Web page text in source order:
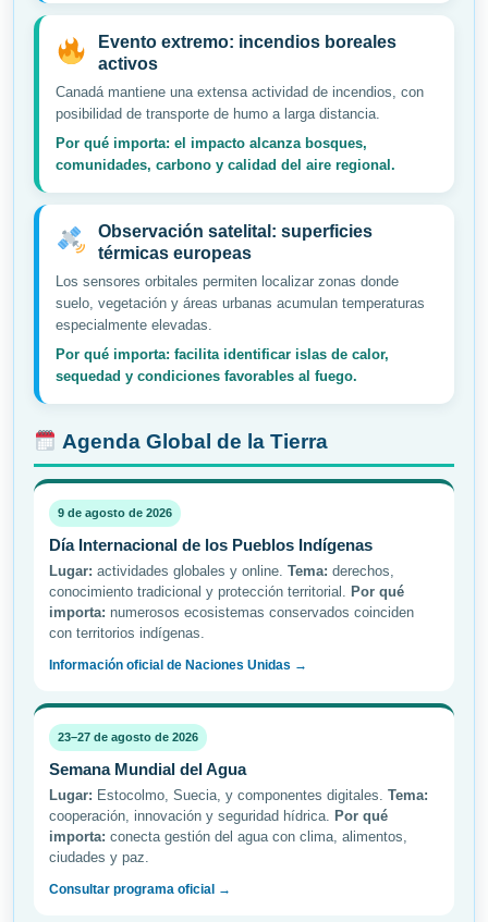
Evento extremo: incendios boreales
activos
Canadá mantiene una extensa actividad de incendios, con
posibilidad de transporte de humo a larga distancia.
Por qué importa: el impacto alcanza bosques,
comunidades, carbono y calidad del aire regional.
Observación satelital: superficies
térmicas europeas
Los sensores orbitales permiten localizar zonas donde
suelo, vegetación y áreas urbanas acumulan temperaturas
especialmente elevadas.
Por qué importa: facilita identificar islas de calor,
sequedad y condiciones favorables al fuego.
Agenda Global de la Tierra
9 de agosto de 2026
Día Internacional de los Pueblos Indígenas
Lugar: actividades globales y online. Tema: derechos,
conocimiento tradicional y protección territorial. Por qué
importa: numerosos ecosistemas conservados coinciden
con territorios indígenas.
Información oficial de Naciones Unidas →
23–27 de agosto de 2026
Semana Mundial del Agua
Lugar: Estocolmo, Suecia, y componentes digitales. Tema:
cooperación, innovación y seguridad hídrica. Por qué
importa: conecta gestión del agua con clima, alimentos,
ciudades y paz.
Consultar programa oficial →